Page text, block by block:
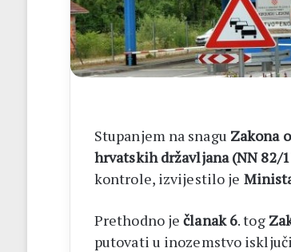
Stupanjem na snagu Zakona
hrvatskih državljana (NN 82/
kontrole, izvijestilo je
Prethodno ječlanak 6. tog
putovati u inozemstvo